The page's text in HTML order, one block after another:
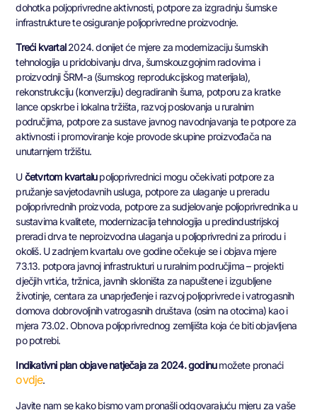
dohotka poljoprivredne aktivnosti, potpore za izgradnju šumske
infrastrukture te osiguranje poljoprivredne proizvodnje.
Treći kvartal2024. donijet će mjere za modernizaciju šumskih
tehnologija u pridobivanju drva, šumskouzgojnim radovima i
proizvodnji ŠRM-a (šumskog reprodukcijskog materijala),
rekonstrukciju (konverziju) degradiranih šuma, potporu za kratke
lance opskrbe i lokalna tržišta, razvoj poslovanja u ruralnim
područjima, potpore za sustave javnog navodnjavanja te potpore za
aktivnosti i promoviranje koje provode skupine proizvođača na
unutarnjem tržištu.
Učetvrtom kvartalupoljoprivrednici mogu očekivati potpore za
pružanje savjetodavnih usluga, potpore za ulaganje u preradu
poljoprivrednih proizvoda, potpore za sudjelovanje poljoprivrednika u
sustavima kvalitete, modernizacija tehnologija u predindustrijskoj
preradi drva te neproizvodna ulaganja u poljoprivredni za prirodu i
okoliš. U zadnjem kvartalu ove godine očekuje se i objava mjere
73.13. potpora javnoj infrastrukturi u ruralnim područjima – projekti
dječjih vrtića, tržnica, javnih skloništa za napuštene i izgubljene
životinje, centara za unaprjeđenje i razvoj poljoprivrede i vatrogasnih
domova dobrovoljnih vatrogasnih društava (osim na otocima) kao i
mjera 73.02. Obnova poljoprivrednog zemljišta koja će biti objavljena
po potrebi.
Indikativni plan objave natječaja za 2024. godinumožete pronaći
ovdje.
Javite nam se kako bismo vam pronašli odgovarajuću mjeru za vaše